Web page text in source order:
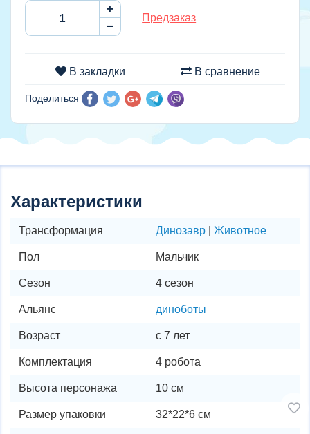
Предзаказ
В закладки В сравнение
Поделиться
Характеристики
Трансформация Динозавр Животное
Пол Мальчик
Сезон 4 сезон
Альянс диноботы
Возраст с 7 лет
Комплектация 4 робота
Высота персонажа 10 см
Размер упаковки 32*22*6 см